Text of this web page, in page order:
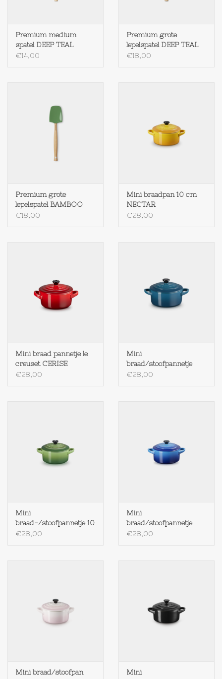
Textiel
Bakken
Premium medium
spatel DEEP TEAL
€14,00
Premium grote
lepelspatel DEEP TEAL
€18,00
Premium grote
lepelspatel BAMBOO
€18,00
Mini braadpan 10 cm
NECTAR
€28,00
Mini braad pannetje le
creuset CERISE
€28,00
Mini
braad/stoofpannetje
10x5cm DEEP TEAL
€28,00
Mini
braad-/stoofpannetje 10
cm BAMBOO
€28,00
Mini
braad/stoofpannetje
AZURE
€28,00
Mini braad/stoofpan
Mini